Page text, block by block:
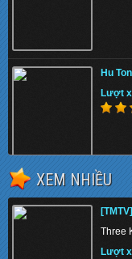
Hu
Lượt
Lượt
XEM NHIỀU
Three
Lượt